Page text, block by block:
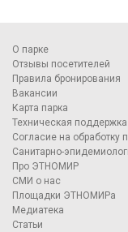
О парке
Отзывы посетителей
Правила бронирования
Вакансии
Карта парка
Техническая поддержка
Согласие на обработку
Санитарно-
Про ЭТНОМИР
СМИ о нас
Площадки ЭТНОМИРа
Медиатека
Статьи